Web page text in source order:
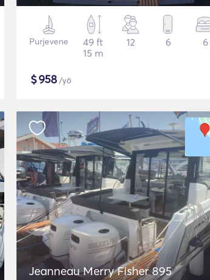
Purjevene
49 ft
15 m
12 6 6
$958/yö
Jeanneau Merry Fisher 895